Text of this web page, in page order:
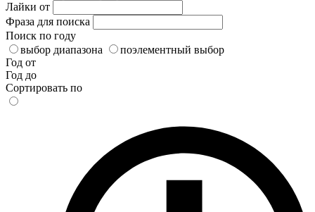
Лайки от
Фраза для поиска
Поиск по году
выбор диапазона
поэлементный выбор
Год от
Год до
Сортировать по